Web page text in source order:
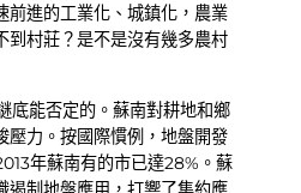
前進的工業化、城鎮化，農業
到村莊？是不是沒有幾多農村
底能否定的。蘇南對耕地和鄉
壓力。按國際慣例，地盤開發
年蘇南有的市已達28%。蘇